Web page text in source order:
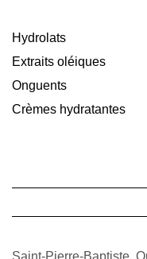
Hydrolats
Extraits oléiques
Onguents
Crèmes hydratantes
Saint-Pierre-Baptiste,